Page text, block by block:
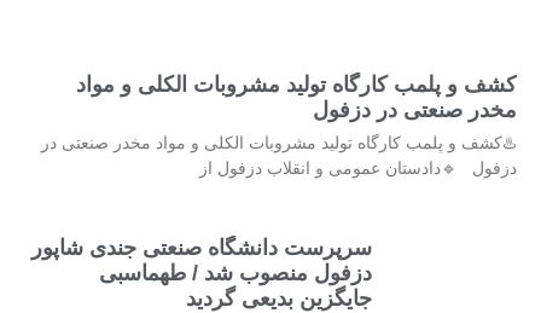
کشف و پلمب کارگاه تولید مشروبات الکلی و مواد
مخدر صنعتی در دزفول
♨️کشف و پلمب کارگاه تولید مشروبات الکلی و مواد مخدر صنعتی در
دزفول 🔹دادستان عمومی و انقلاب دزفول از
سرپرست دانشگاه صنعتی جندی شاپور
دزفول منصوب شد / طهماسبی
جایگزین بدیعی گردید